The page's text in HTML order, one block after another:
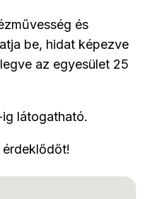
és
be, hidat képezve
az egyesület 25
látogatható.